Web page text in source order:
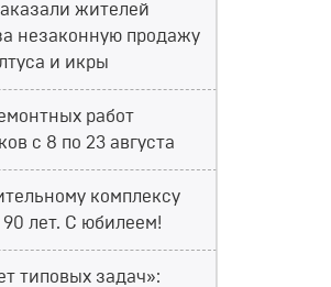
жителей
незаконную продажу
и икры
работ
с 8 по 23 августа
комплексу
лет. С юбилеем!
типовых задач»: